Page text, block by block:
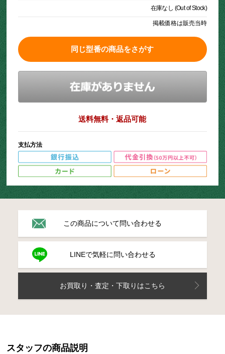
在庫なし (Out of Stock)
掲載価格は販売当時
同じ型番の商品をさがす
送料無料・返品可能
支払方法
この商品について問い合わせる
LINEで気軽に問い合わせる
お買取り・査定・下取りはこちら
スタッフの商品説明